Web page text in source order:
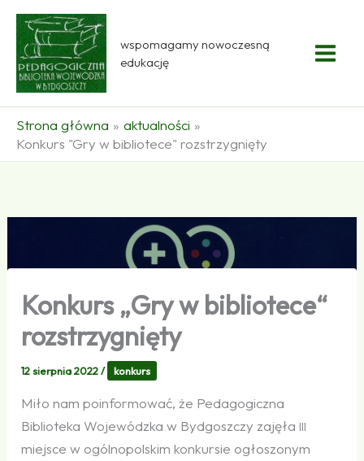
Przejdź
treści
wspomagamy nowoczesną
edukację
Strona główna
aktualności
Konkurs "Gry w bibliotece" rozstrzygnięty
Konkurs „Gry w bibliotece“
rozstrzygnięty
12 sierpnia 2022/ konkurs
Miło nam poinformować, że Pedagogiczna
Biblioteka Wojewódzka w Bydgoszczy zajęła III
miejsce w ogólnopolskim konkursie ogłoszonym